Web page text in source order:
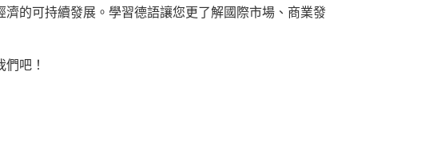
的可持續發展。學習德語讓您更了解國際市場、商業發
吧！